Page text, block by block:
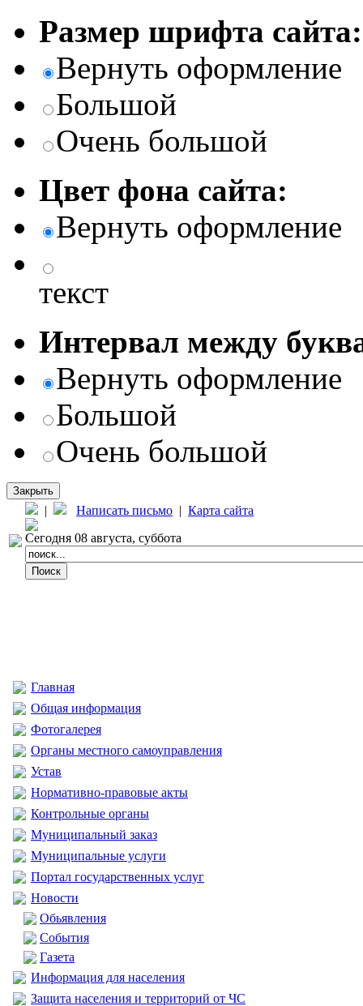
Размер шрифта сайта:
Вернуть оформление
Большой
Очень большой
Цвет фона сайта:
Вернуть оформление
текст
Интервал между
Вернуть оформление
Большой
Очень большой
Закрыть
| Написать письмо | Карта сайта
Сегодня 08 августа, суббота
Главная
Общая информация
Фотогалерея
Органы местного самоуправления
Устав
Нормативно-правовые акты
Контрольные органы
Муниципальный заказ
Муниципальные услуги
Портал государственных услуг
Новости
Обьявления
События
Газета
Информация для населения
Защита населения и территорий от ЧС